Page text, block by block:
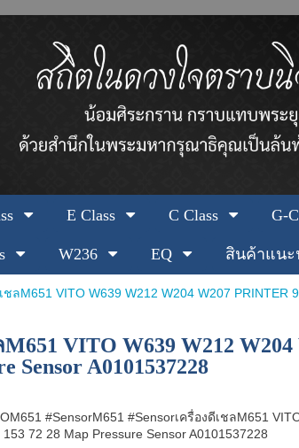
E Class C Class G-
W236 EQ สินค้าแนะ
ลM651 VITO W639 W212 W204 W207
VITO W639 W212
Sensor A0101537228
#SensorM651 #Sensorเครื่องดีเชลM651
72 28 Map Pressure Sensor A0101537228